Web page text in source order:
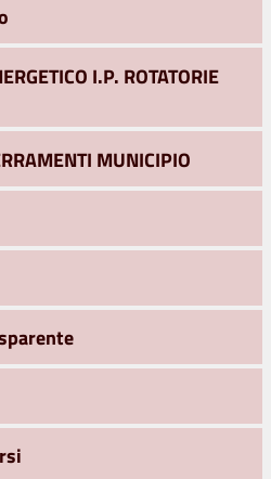
I.P. ROTATORIE
MUNICIPIO